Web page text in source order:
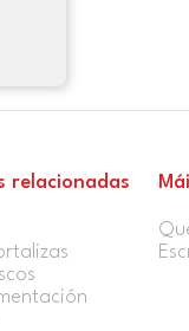
relacionadas